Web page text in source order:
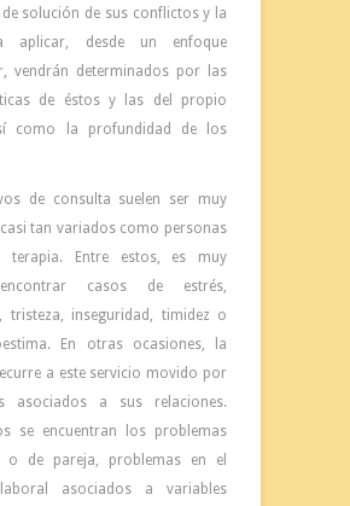
de solución de sus conflictos y la
aplicar, desde un enfoque
vendrán determinados por las
de éstos y las del propio
como la profundidad de los
de consulta suelen ser muy
tan variados como personas
terapia. Entre estos, es muy
casos de estrés,
tristeza, inseguridad, timidez o
En otras ocasiones, la
a este servicio movido por
asociados a sus relaciones.
se encuentran los problemas
o de pareja, problemas en el
asociados a variables